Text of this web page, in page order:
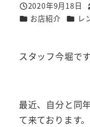
投稿日
2020年9月18日
カテゴリー
お店紹介 カテゴ
レ
スタッフ今堀です
最近、自分と同
て来ております。